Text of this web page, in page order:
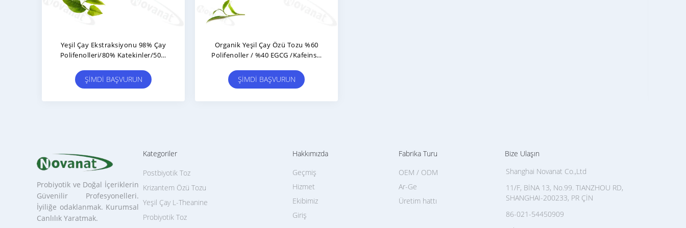
Yeşil Çay Ekstraksiyonu 98% Çay
Polifenolleri/80% Katekinler/50%
ŞIMDI BAŞVURUN
Organik Yeşil Çay Özü Tozu %60
Polifenoller / %40 EGCG /Kafeinsiz
ŞIMDI BAŞVURUN
Probiyotik ve Doğal İçeriklerin
Güvenilir Profesyonelleri.
İyiliğe odaklanmak. Kurumsal
Canlılık Yaratmak.
Kategoriler
Probiyotik Toz
Postbiyotik Toz
Krizantem Özü Tozu
Yeşil Çay L-Theanine
Hakkımızda
Giriş
Geçmiş
Hizmet
Ekibimiz
Fabrika Turu
Üretim hattı
OEM / ODM
Ar-Ge
Bize Ulaşın
Shanghai Novanat Co.,Ltd
11/F, BİNA 13, No.99. TIANZHOU RD,
SHANGHAI-200233, PR ÇİN
86-021-54450909